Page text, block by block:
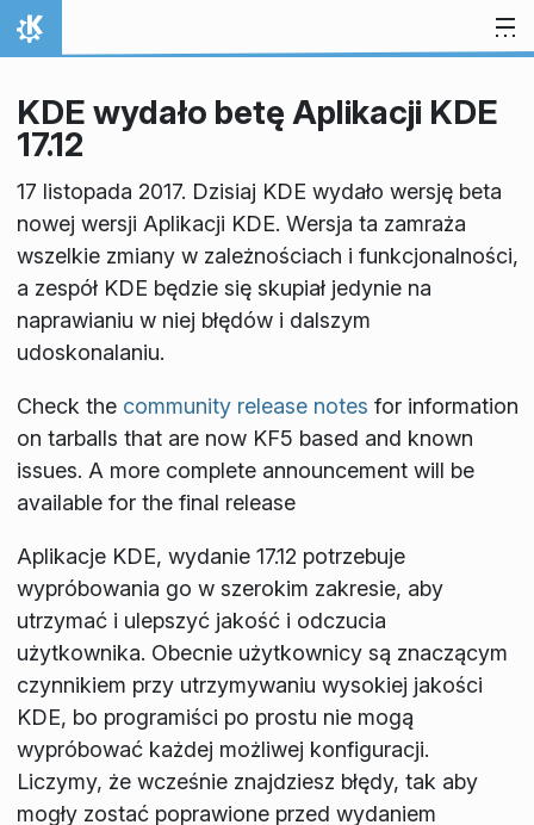
Przejdź to treści
Strona domowa
KDE wydało betę Aplikacji KDE
17.12
17 listopada 2017. Dzisiaj KDE wydało wersję beta
nowej wersji Aplikacji KDE. Wersja ta zamraża
wszelkie zmiany w zależnościach i funkcjonalności,
a zespół KDE będzie się skupiał jedynie na
naprawianiu w niej błędów i dalszym
udoskonalaniu.
Check the community release notes for information
on tarballs that are now KF5 based and known
issues. A more complete announcement will be
available for the final release
Aplikacje KDE, wydanie 17.12 potrzebuje
wypróbowania go w szerokim zakresie, aby
utrzymać i ulepszyć jakość i odczucia
użytkownika. Obecnie użytkownicy są znaczącym
czynnikiem przy utrzymywaniu wysokiej jakości
KDE, bo programiści po prostu nie mogą
wypróbować każdej możliwej konfiguracji.
Liczymy, że wcześnie znajdziesz błędy, tak aby
mogły zostać poprawione przed wydaniem